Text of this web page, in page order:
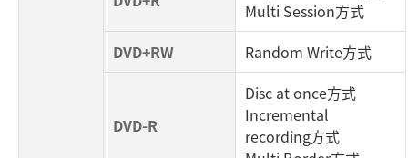
Multi Session方式
DVD+RW
Random Write方式
DVD-R
Disc at once方式
Incremental
recording方式